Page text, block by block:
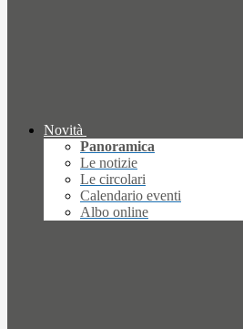
Novità
Panoramica
Le notizie
Le circolari
Calendario eventi
Albo online